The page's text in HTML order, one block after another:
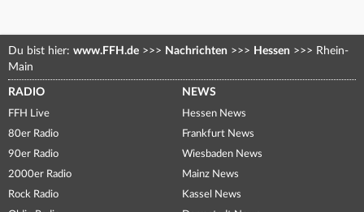
Du bist hier: www.FFH.de >>> Nachrichten >>> Hessen >>> Rhein-
Main
RADIO
FFH Live
80er Radio
90er Radio
2000er Radio
Rock Radio
NEWS
Hessen News
Frankfurt News
Wiesbaden News
Mainz News
Kassel News